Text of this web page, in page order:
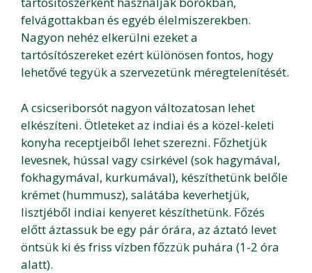
felvágottakban és egyéb élelmiszerekben.
Nagyon nehéz elkerülni ezeket a
tartósítószereket ezért különösen fontos, hogy
lehetővé tegyük a szervezetünk méregtelenítését.
A csicseriborsót nagyon változatosan lehet
elkészíteni. Ötleteket az indiai és a közel-keleti
konyha receptjeiből lehet szerezni. Főzhetjük
levesnek, hússal vagy csirkével (sok hagymával,
fokhagymával, kurkumával), készíthetünk belőle
krémet (hummusz), salátába keverhetjük,
lisztjéből indiai kenyeret készíthetünk. Főzés
előtt áztassuk be egy pár órára, az áztató levet
öntsük ki és friss vízben főzzük puhára (1-2 óra
alatt).